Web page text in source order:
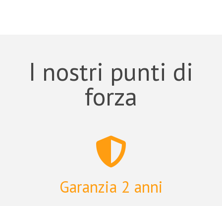
I nostri punti di
forza
Garanzia 2 anni